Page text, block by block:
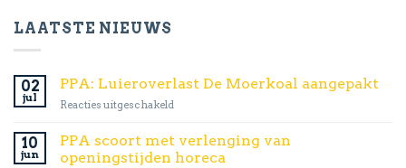
LAATSTE NIEUWS
02
jul
PPA: Luieroverlast De Moerkoal aangepakt
Reacties uitgeschakeld
Luieroverlast
De
Moerkoal
10
jun
PPA scoort met verlenging van
openingstijden horeca